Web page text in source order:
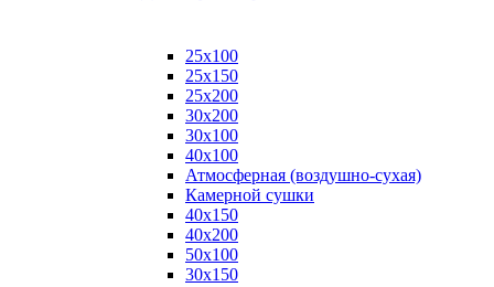
25х100
25х150
25х200
30х200
30х100
40х100
Атмосферная (воздушно-сухая)
Камерной сушки
40х150
40х200
50х100
30х150